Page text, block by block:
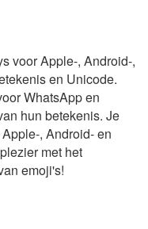
voor Apple-, Android-,
en Unicode.
WhatsApp en
hun betekenis. Je
, Android- en
met het
emoji's!